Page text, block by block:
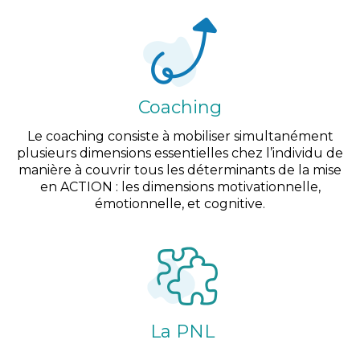
Coaching
Le coaching consiste à mobiliser simultanément
plusieurs dimensions essentielles chez l’individu de
manière à couvrir tous les déterminants de la mise
en ACTION : les dimensions motivationnelle,
émotionnelle, et cognitive.
La PNL